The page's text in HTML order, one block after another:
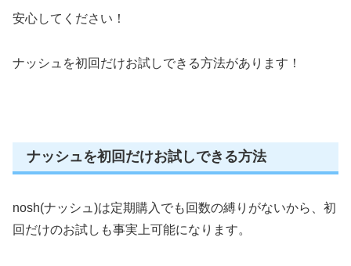
安心してください！
ナッシュを初回だけお試しできる方法があります！
ナッシュを初回だけお試しできる方法
nosh(ナッシュ)は定期購入でも回数の縛りがないから、初
回だけのお試しも事実上可能になります。